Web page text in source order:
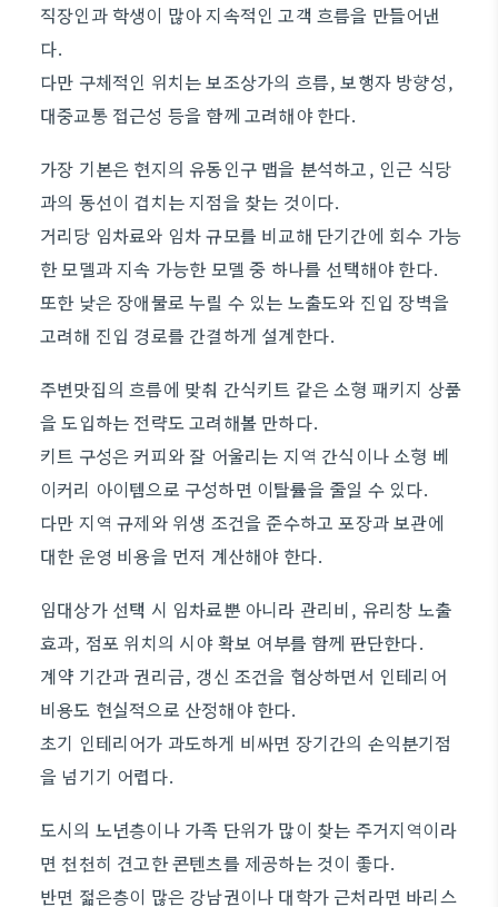
직장인과 학생이 많아 지속적인 고객 흐름을 만들어낸
다.
다만 구체적인 위치는 보조상가의 흐름, 보행자 방향성,
대중교통 접근성 등을 함께 고려해야 한다.
가장 기본은 현지의 유동인구 맵을 분석하고, 인근 식당
과의 동선이 겹치는 지점을 찾는 것이다.
거리당 임차료와 임차 규모를 비교해 단기간에 회수 가능
한 모델과 지속 가능한 모델 중 하나를 선택해야 한다.
또한 낮은 장애물로 누릴 수 있는 노출도와 진입 장벽을
고려해 진입 경로를 간결하게 설계한다.
주변맛집의 흐름에 맞춰 간식키트 같은 소형 패키지 상품
을 도입하는 전략도 고려해볼 만하다.
키트 구성은 커피와 잘 어울리는 지역 간식이나 소형 베
이커리 아이템으로 구성하면 이탈률을 줄일 수 있다.
다만 지역 규제와 위생 조건을 준수하고 포장과 보관에
대한 운영 비용을 먼저 계산해야 한다.
임대상가 선택 시 임차료뿐 아니라 관리비, 유리창 노출
효과, 점포 위치의 시야 확보 여부를 함께 판단한다.
계약 기간과 권리금, 갱신 조건을 협상하면서 인테리어
비용도 현실적으로 산정해야 한다.
초기 인테리어가 과도하게 비싸면 장기간의 손익분기점
을 넘기기 어렵다.
도시의 노년층이나 가족 단위가 많이 찾는 주거지역이라
면 천천히 견고한 콘텐츠를 제공하는 것이 좋다.
반면 젊은층이 많은 강남권이나 대학가 근처라면 바리스